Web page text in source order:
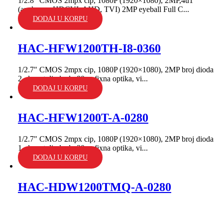
(analogna, HDCVI, AHD, TVI) 2MP eyeball Full C...
DODAJ U KORPU
HAC-HFW1200TH-I8-0360
1/2.7" CMOS 2mpx cip, 1080P (1920×1080), 2MP broj dioda
2, domet dioda do 80m; fixna optika, vi...
DODAJ U KORPU
HAC-HFW1200T-A-0280
1/2.7" CMOS 2mpx cip, 1080P (1920×1080), 2MP broj dioda
1, domet dioda do 30m; fixna optika, vi...
DODAJ U KORPU
HAC-HDW1200TMQ-A-0280